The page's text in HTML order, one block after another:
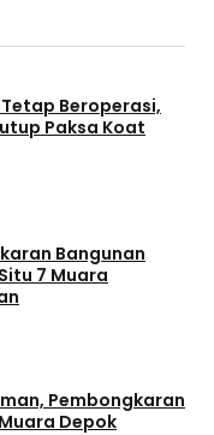
Beroperasi,
Paksa Koat
Bangunan
7 Muara
Pembongkaran
Depok